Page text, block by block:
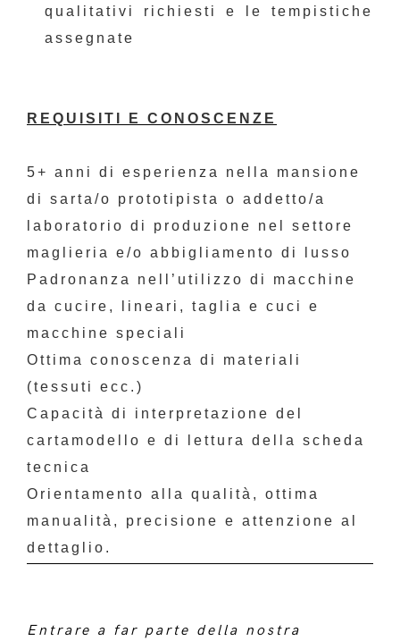
qualitativi richiesti e le tempistiche
assegnate
REQUISITI E CONOSCENZE
5+ anni di esperienza nella mansione
di sarta/o prototipista o addetto/a
laboratorio di produzione nel settore
maglieria e/o abbigliamento di lusso
Padronanza nell’utilizzo di macchine
da cucire, lineari, taglia e cuci e
macchine speciali
Ottima conoscenza di materiali
(tessuti ecc.)
Capacità di interpretazione del
cartamodello e di lettura della scheda
tecnica
Orientamento alla qualità, ottima
manualità, precisione e attenzione al
dettaglio.
Entrare a far parte della nostra